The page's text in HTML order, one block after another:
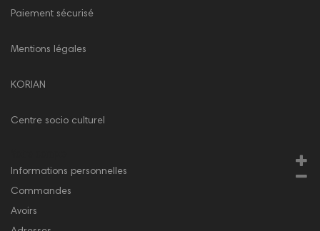
Paiement sécurisé
Mentions légales
KORIAN
Centre socio culturel
Informations personnelles
Commandes
Avoirs